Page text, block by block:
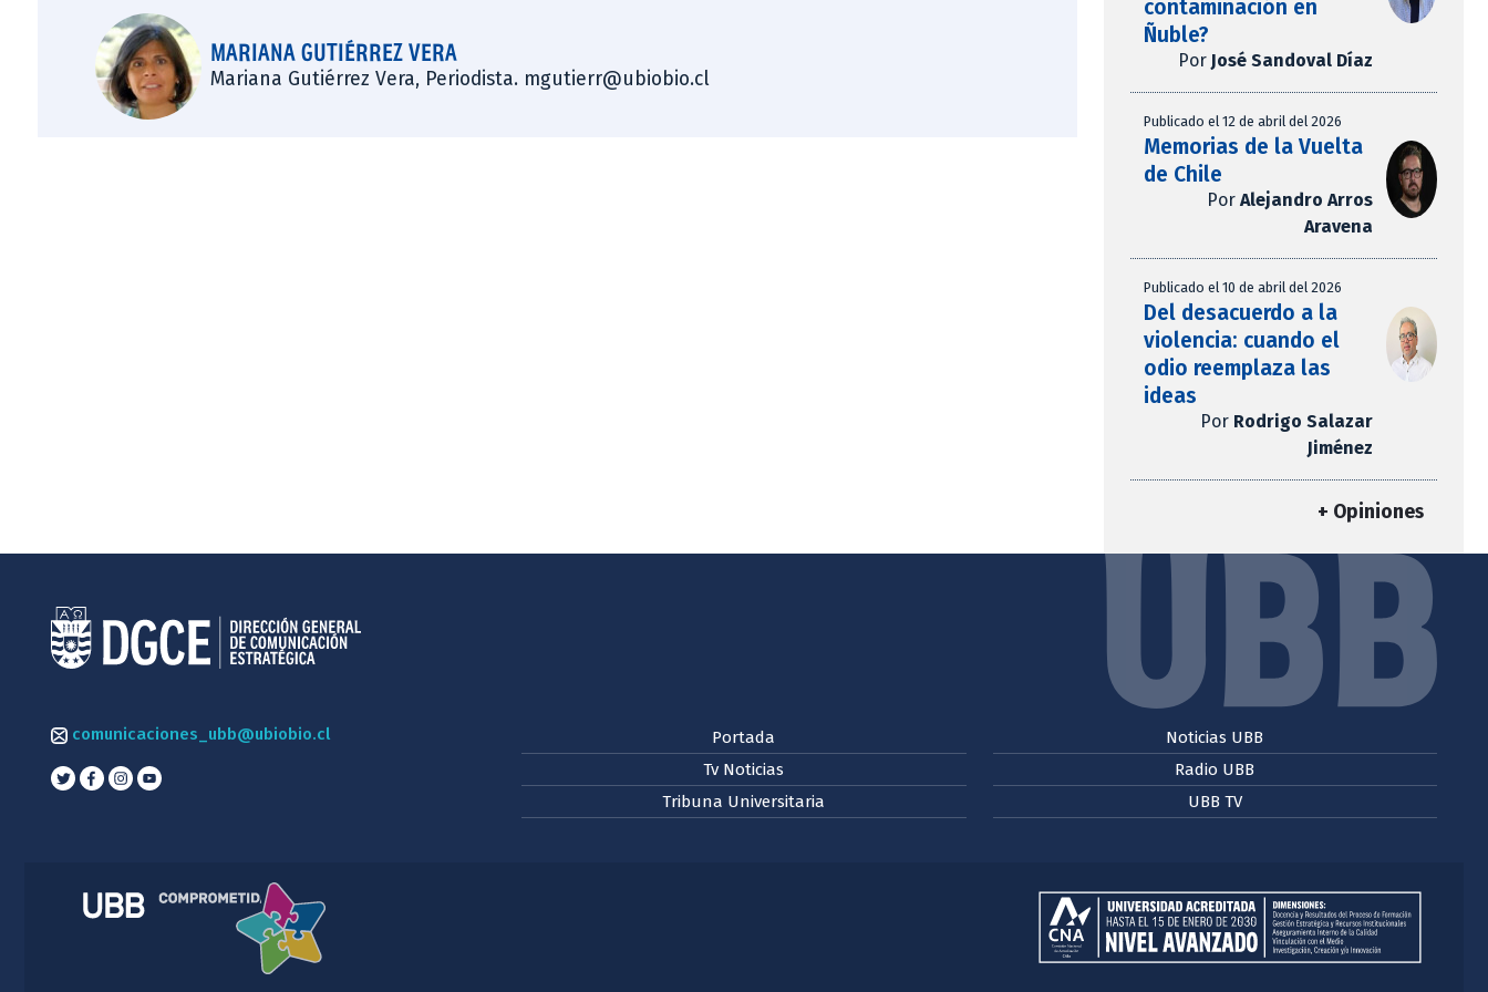
MARIANA GUTIÉRREZ VERA
Mariana Gutiérrez Vera, Periodista. mgutierr@ubiobio.cl
contaminación en
Ñuble?
Por José Sandoval Díaz
Publicado el 12 de abril del 2026
Memorias de la Vuelta
de Chile
Por Alejandro Arros
Aravena
Publicado el 10 de abril del 2026
Del desacuerdo a la
violencia: cuando el
odio reemplaza las
ideas
Por Rodrigo Salazar
Jiménez
+ Opiniones
comunicaciones_ubb@ubiobio.cl
Portada
Tv Noticias
Tribuna Universitaria
Noticias UBB
Radio UBB
UBB TV